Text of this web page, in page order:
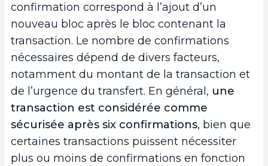
confirmation correspond à l’ajout d’un
nouveau bloc après le bloc contenant la
transaction. Le nombre de confirmations
nécessaires dépend de divers facteurs,
notamment du montant de la transaction et
de l’urgence du transfert. En général, une
transaction est considérée comme
sécurisée après six confirmations, bien que
certaines transactions puissent nécessiter
plus ou moins de confirmations en fonction